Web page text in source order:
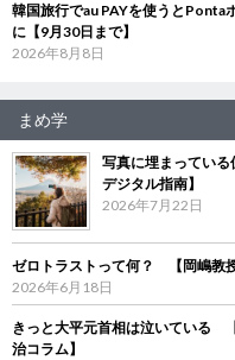
韓国旅行でau PAYを使うとPonta
に【9月30日まで】
2026年8月8日
まめ学
写真に埋まってい
デジタル指南】
2026年7月22日
ゼロトラストって何？ 【岡嶋教
2026年6月18日
きっと大平元首相は泣いている
治コラム】